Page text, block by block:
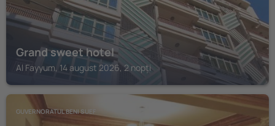
Grand sweet hotel
Al Fayyum, 14 august 2026, 2 nopți
GUVERNORATUL BENI SUEF